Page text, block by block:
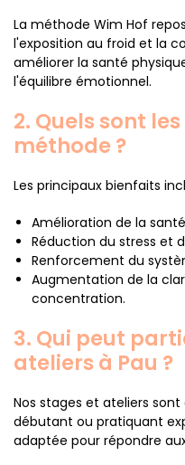
La méthode Wim Hof
l'exposition au froid et la
améliorer la santé
l'équilibre émotionnel.
2. Quels sont
méthode ?
Les principaux bienfaits
Amélioration de la
Réduction du stress et
Renforcement du
Augmentation de la
concentration.
3. Qui peut
ateliers à Pau ?
Nos stages et ateliers
débutant ou pratiquant
adaptée pour répondre